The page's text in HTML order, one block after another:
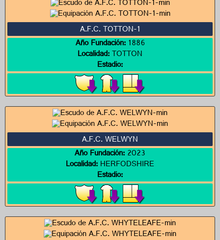
A.F.C. TOTTON-1
Año Fundación:1886
Localidad:TOTTON
Estadio:
A.F.C. WELWYN
Año Fundación:2023
Localidad:HERFODSHIRE
Estadio: